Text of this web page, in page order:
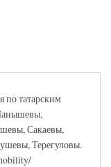
по татарским
Сакаевы,
Терегуловы.